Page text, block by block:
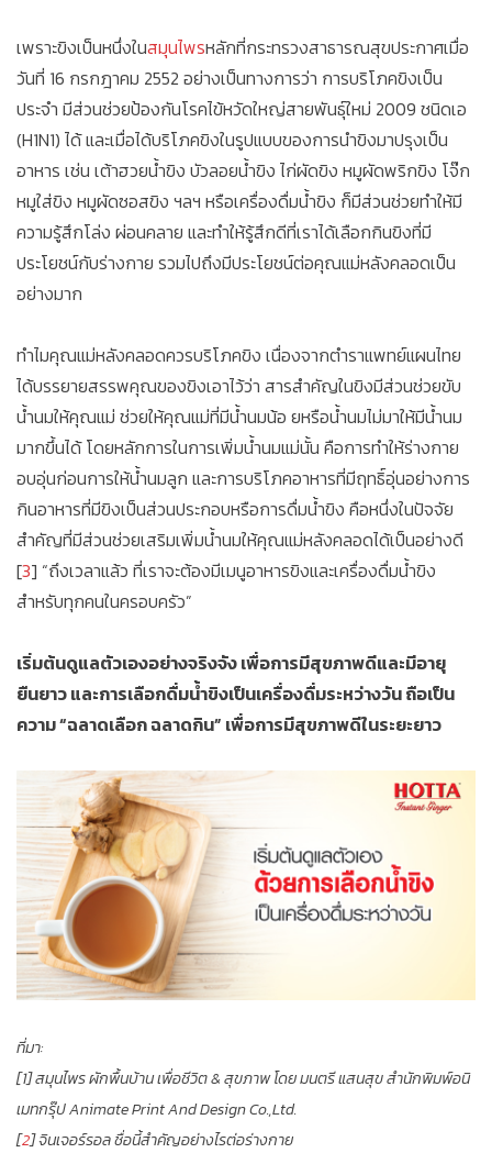
เพราะขิงเป็นหนึ่งในสมุนไพรหลักที่กระทรวงสาธารณสุขประกาศเมื่อ
วันที่ 16 กรกฎาคม 2552 อย่างเป็นทางการว่า การบริโภคขิงเป็น
ประจำ มีส่วนช่วยป้องกันโรคไข้หวัดใหญ่สายพันธุ์ใหม่ 2009 ชนิดเอ
(H1N1) ได้ และเมื่อได้บริโภคขิงในรูปแบบของการนำขิงมาปรุงเป็น
อาหาร เช่น เต้าฮวยน้ำขิง บัวลอยน้ำขิง ไก่ผัดขิง หมูผัดพริกขิง โจ๊ก
หมูใส่ขิง หมูผัดซอสขิง ฯลฯ หรือเครื่องดื่มน้ำขิง ก็มีส่วนช่วยทำให้มี
ความรู้สึกโล่ง ผ่อนคลาย และทำให้รู้สึกดีที่เราได้เลือกกินขิงที่มี
ประโยชน์กับร่างกาย รวมไปถึงมีประโยชน์ต่อคุณแม่หลังคลอดเป็น
อย่างมาก
ทำไมคุณแม่หลังคลอดควรบริโภคขิง เนื่องจากตำราแพทย์แผนไทย
ได้บรรยายสรรพคุณของขิงเอาไว้ว่า สารสำคัญในขิงมีส่วนช่วยขับ
น้ำนมให้คุณแม่ ช่วยให้คุณแม่ที่มีน้ำนมน้อ ยหรือน้ำนมไม่มาให้มีน้ำนม
มากขึ้นได้ โดยหลักการในการเพิ่มน้ำนมแม่นั้น คือการทำให้ร่างกาย
อบอุ่นก่อนการให้น้ำนมลูก และการบริโภคอาหารที่มีฤทธิ์อุ่นอย่างการ
กินอาหารที่มีขิงเป็นส่วนประกอบหรือการดื่มน้ำขิง คือหนึ่งในปัจจัย
สำคัญที่มีส่วนช่วยเสริมเพิ่มน้ำนมให้คุณแม่หลังคลอดได้เป็นอย่างดี
[3] “ถึงเวลาแล้ว ที่เราจะต้องมีเมนูอาหารขิงและเครื่องดื่มน้ำขิง
สำหรับทุกคนในครอบครัว”
เริ่มต้นดูแลตัวเองอย่างจริงจัง เพื่อการมีสุขภาพดีและมีอายุ
ยืนยาว และการเลือกดื่มน้ำขิงเป็นเครื่องดื่มระหว่างวัน ถือเป็น
ความ “ฉลาดเลือก ฉลาดกิน” เพื่อการมีสุขภาพดีในระยะยาว
ที่มา:
[1] สมุนไพร ผักพื้นบ้าน เพื่อชีวิต & สุขภาพ โดย มนตรี แสนสุข สำนักพิมพ์อนิ
เมทกรุ๊ป Animate Print And Design Co.,Ltd.
[2] จินเจอร์รอล ชื่อนี้สำคัญอย่างไรต่อร่างกาย